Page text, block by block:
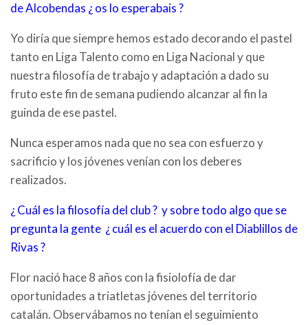
de Alcobendas ¿ os lo esperabais ?
Yo diría que siempre hemos estado decorando el pastel
tanto en Liga Talento como en Liga Nacional y que
nuestra filosofía de trabajo y adaptación a dado su
fruto este fin de semana pudiendo alcanzar al fin la
guinda de ese pastel.
Nunca esperamos nada que no sea con esfuerzo y
sacrificio y los jóvenes venían con los deberes
realizados.
¿ Cuál es la filosofía del club ? y sobre todo algo que se
pregunta la gente ¿ cuál es el acuerdo con el Diablillos de
Rivas ?
Flor nació hace 8 años con la fisiolofía de dar
oportunidades a triatletas jóvenes del territorio
catalán. Observábamos no tenían el seguimiento